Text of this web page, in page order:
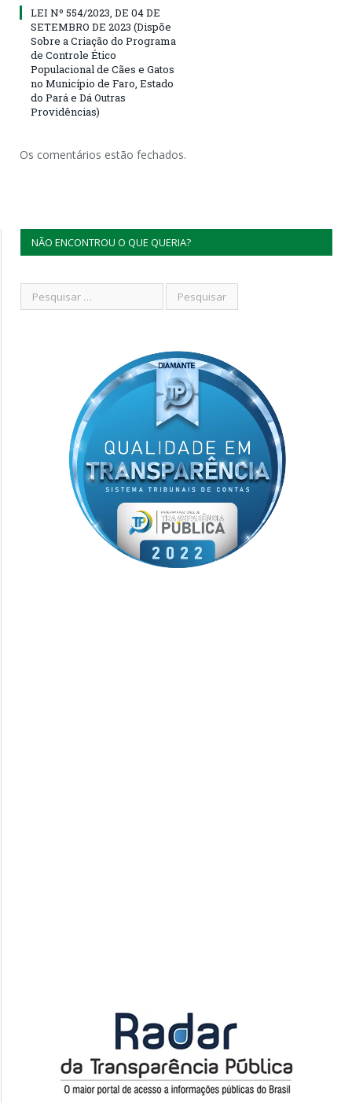
LEI Nº 554/2023, DE 04 DE
SETEMBRO DE 2023 (Dispõe
Sobre a Criação do Programa
de Controle Ético
Populacional de Cães e Gatos
no Município de Faro, Estado
do Pará e Dá Outras
Providências)
Os comentários estão fechados.
NÃO ENCONTROU O QUE QUERIA?